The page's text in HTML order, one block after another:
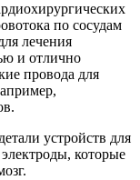
по сосудам
лечения
и отлично
провода для
устройств для
которые